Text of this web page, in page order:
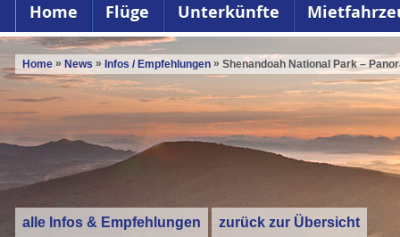
Home Flüge Unterkünfte
Home » News » Infos / Empfehlungen » Shenandoah National Park –
alle Infos & Empfehlungen zurück zur Übersicht